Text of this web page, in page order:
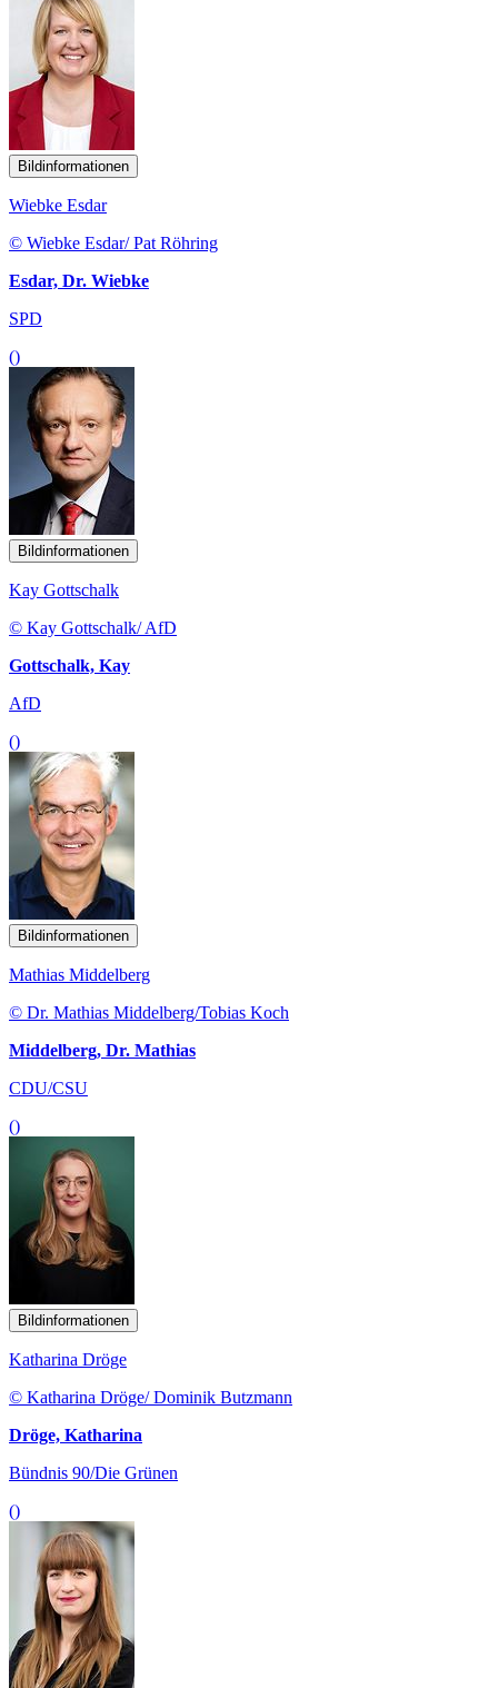
Bildinformationen
Wiebke Esdar
© Wiebke Esdar/ Pat Röhring
Esdar, Dr. Wiebke
SPD
()
Bildinformationen
Kay Gottschalk
© Kay Gottschalk/ AfD
Gottschalk, Kay
AfD
()
Bildinformationen
Mathias Middelberg
© Dr. Mathias Middelberg/Tobias Koch
Middelberg, Dr. Mathias
CDU/CSU
()
Bildinformationen
Katharina Dröge
© Katharina Dröge/ Dominik Butzmann
Dröge, Katharina
Bündnis 90/Die Grünen
()